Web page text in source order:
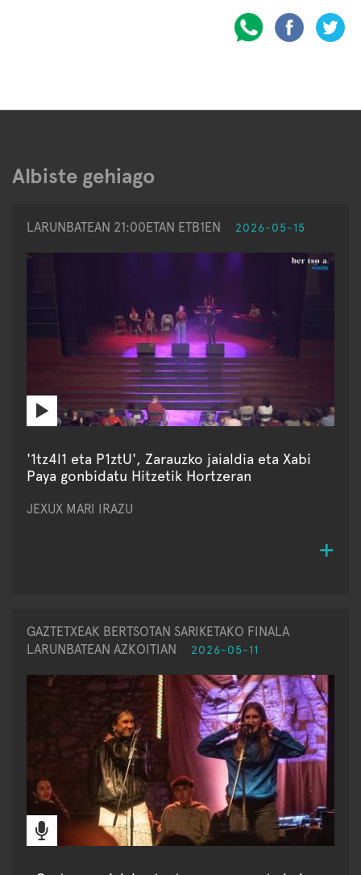
Albiste gehiago
LARUNBATEAN 21:00ETAN ETB1EN 2026-05-15
'1tz4l1 eta P1ztU', Zarauzko jaialdia eta Xabi
Paya gonbidatu Hitzetik Hortzeran
JEXUX MARI IRAZU
GAZTETXEAK BERTSOTAN SARIKETAKO FINALA
LARUNBATEAN AZKOITIAN
2026-05-11